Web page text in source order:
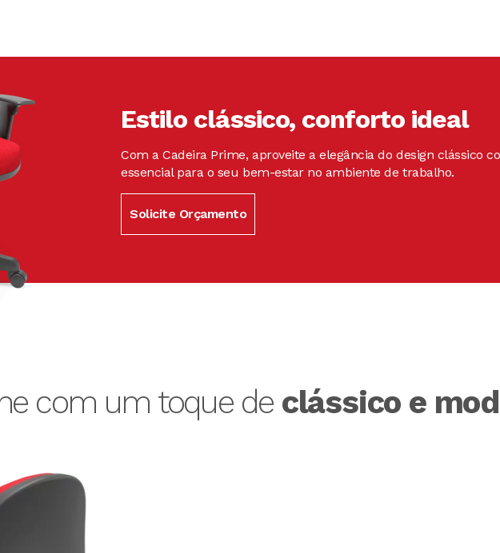
Estilo clássico, conforto ideal
Com a Cadeira Prime, aproveite a elegância do design clássico
essencial para o seu bem-estar no ambiente de trabalho.
Solicite Orçamento
com um toque de clássico e